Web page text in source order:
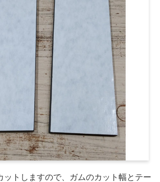
ットしますので、ガムのカット幅とテー